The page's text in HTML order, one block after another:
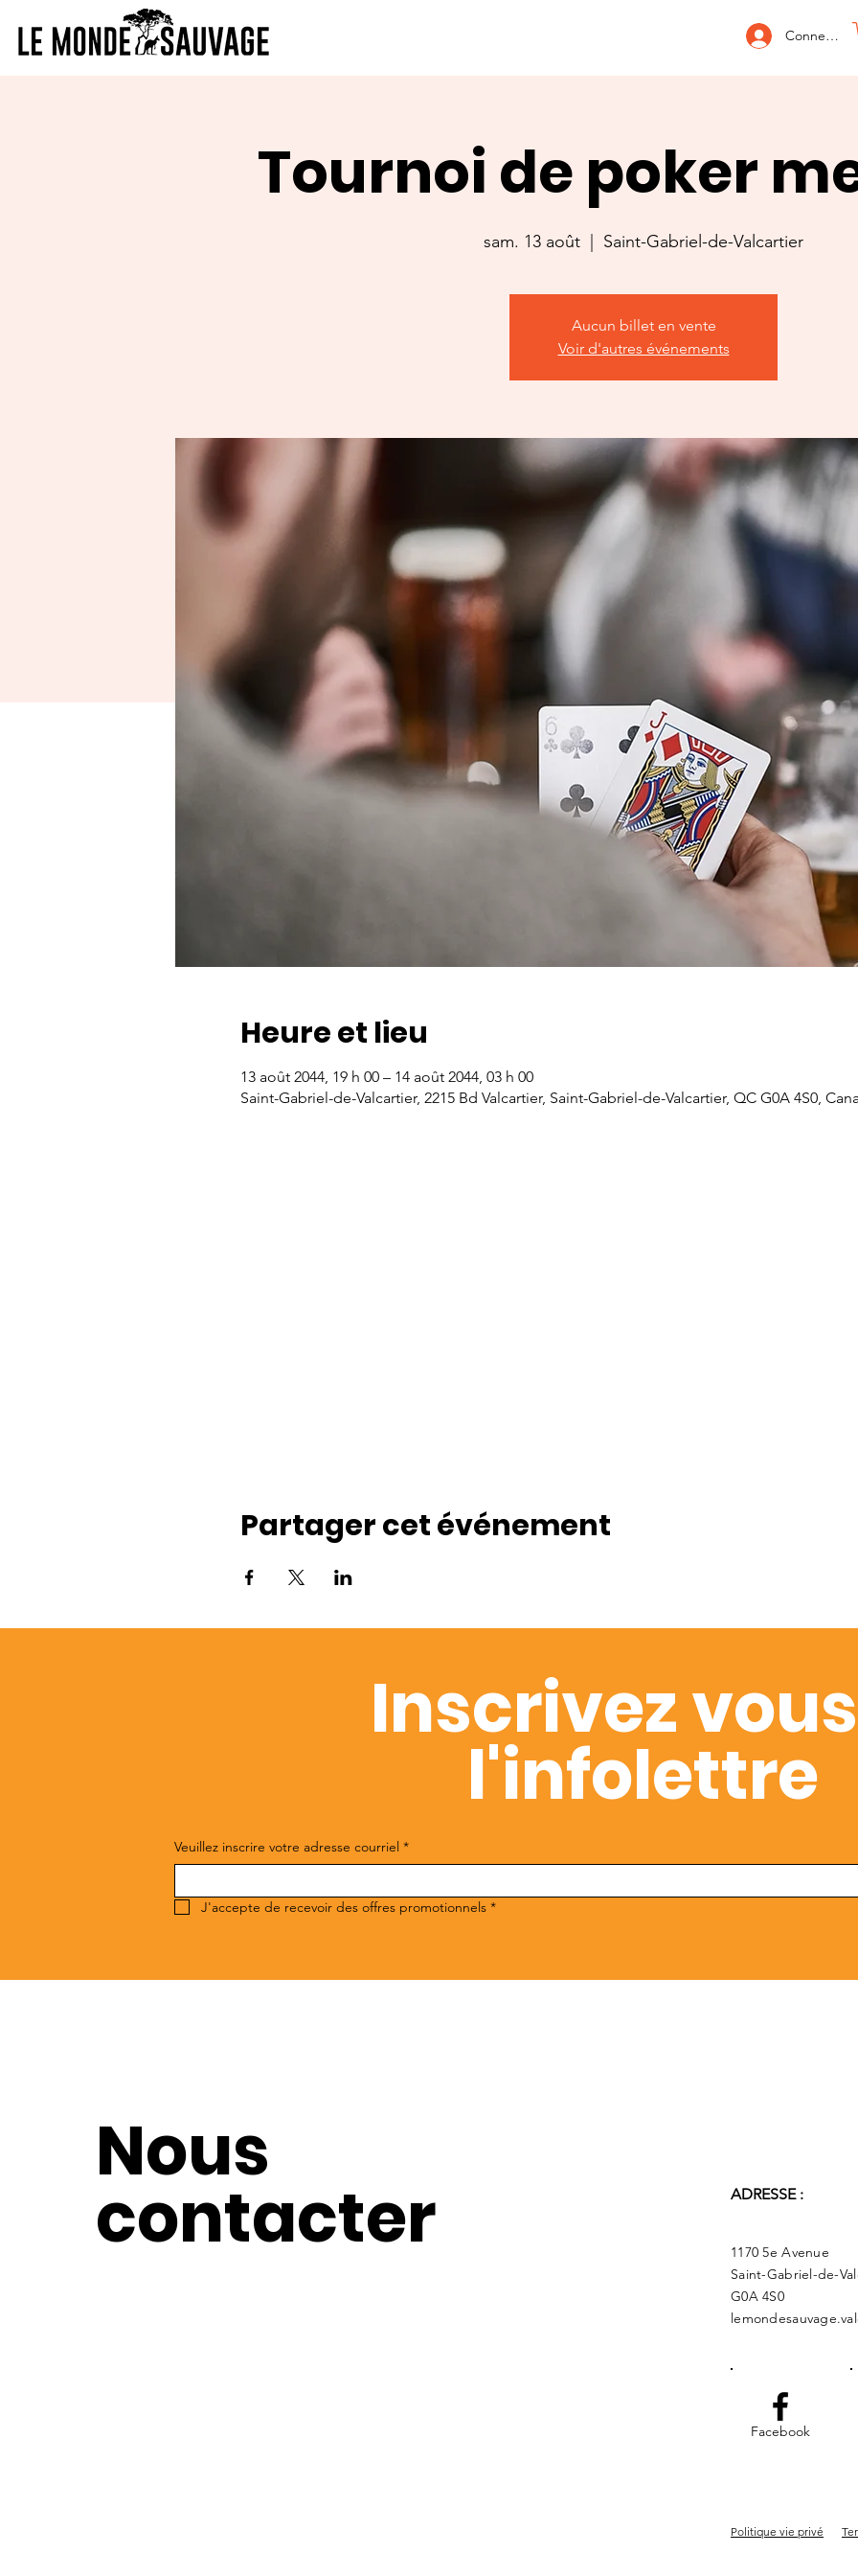
Connexion
Tournoi de poker
sam. 13 août
  |
Saint-Gabriel-de-Valcartier
Aucun billet en vente
Voir d'autres événements
Heure et lieu
13 août 2044, 19 h 00 – 14 août 2044, 03 h 00
Saint-Gabriel-de-Valcartier, 2215 Bd Valcartier, Saint-Gabriel-de-Valcartier, QC G0A 4S0,
Partager cet événement
Inscrivez
l'infolettre
Veuillez inscrire votre adresse courriel *
J'accepte de recevoir des offres promotionnels *
Nous
contacter ADRESSE :
1170 5e Avenue
Saint-Gabriel-de-
G0A 4S0
Facebook
Politique vie privé